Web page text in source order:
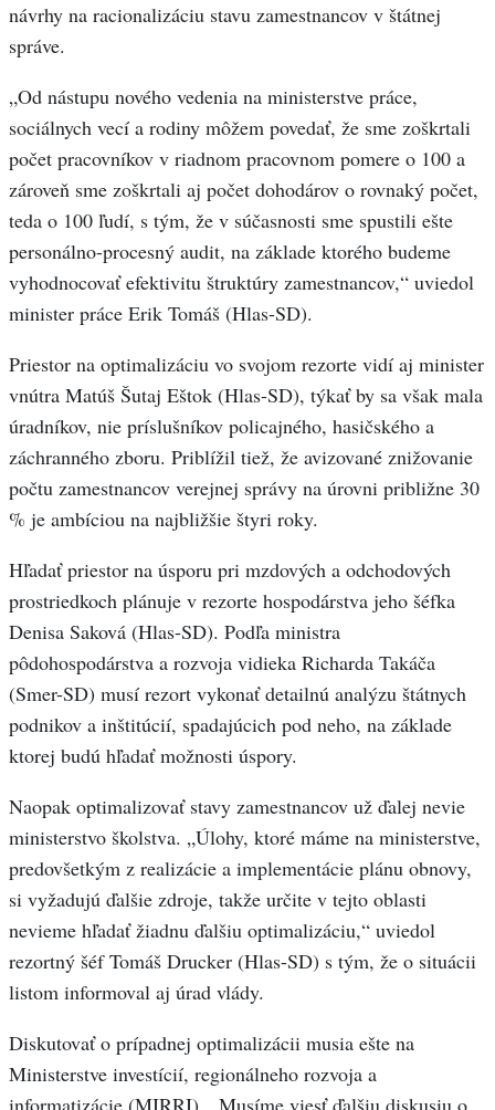
návrhy na racionalizáciu stavu zamestnancov v štátnej
správe.
„Od nástupu nového vedenia na ministerstve práce,
sociálnych vecí a rodiny môžem povedať, že sme zoškrtali
počet pracovníkov v riadnom pracovnom pomere o 100 a
zároveň sme zoškrtali aj počet dohodárov o rovnaký počet,
teda o 100 ľudí, s tým, že v súčasnosti sme spustili ešte
personálno-procesný audit, na základe ktorého budeme
vyhodnocovať efektivitu štruktúry zamestnancov,“ uviedol
minister práce Erik Tomáš (Hlas-SD).
Priestor na optimalizáciu vo svojom rezorte vidí aj minister
vnútra Matúš Šutaj Eštok (Hlas-SD), týkať by sa však mala
úradníkov, nie príslušníkov policajného, hasičského a
záchranného zboru. Priblížil tiež, že avizované znižovanie
počtu zamestnancov verejnej správy na úrovni približne 30
% je ambíciou na najbližšie štyri roky.
Hľadať priestor na úsporu pri mzdových a odchodových
prostriedkoch plánuje v rezorte hospodárstva jeho šéfka
Denisa Saková (Hlas-SD). Podľa ministra
pôdohospodárstva a rozvoja vidieka Richarda Takáča
(Smer-SD) musí rezort vykonať detailnú analýzu štátnych
podnikov a inštitúcií, spadajúcich pod neho, na základe
ktorej budú hľadať možnosti úspory.
Naopak optimalizovať stavy zamestnancov už ďalej nevie
ministerstvo školstva. „Úlohy, ktoré máme na ministerstve,
predovšetkým z realizácie a implementácie plánu obnovy,
si vyžadujú ďalšie zdroje, takže určite v tejto oblasti
nevieme hľadať žiadnu ďalšiu optimalizáciu,“ uviedol
rezortný šéf Tomáš Drucker (Hlas-SD) s tým, že o situácii
listom informoval aj úrad vlády.
Diskutovať o prípadnej optimalizácii musia ešte na
Ministerstve investícií, regionálneho rozvoja a
informatizácie (MIRRI). „Musíme viesť ďalšiu diskusiu o